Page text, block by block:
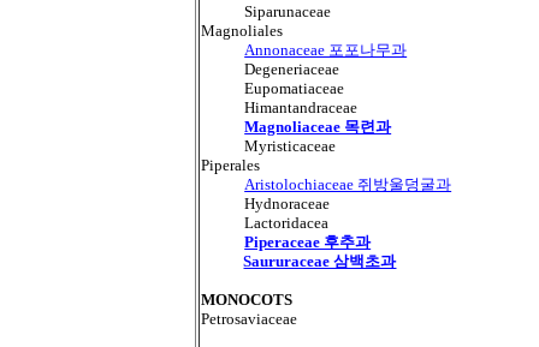
Siparunaceae
Magnoliales
Annonaceae 포포나무과
Degeneriaceae
Eupomatiaceae
Himantandraceae
Magnoliaceae 목련과
Myristicaceae
Piperales
Aristolochiaceae 쥐방울덩굴과
Hydnoraceae
Lactoridacea
Piperaceae 후추과
Saururaceae 삼백초과
MONOCOTS
Petrosaviaceae